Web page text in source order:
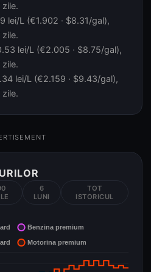
lei/L (€1.902 · $8.31/gal),
lei/L (€2.005 · $8.75/gal),
lei/L (€2.159 · $9.43/gal),
6
LUNI
TOT
ISTORICUL